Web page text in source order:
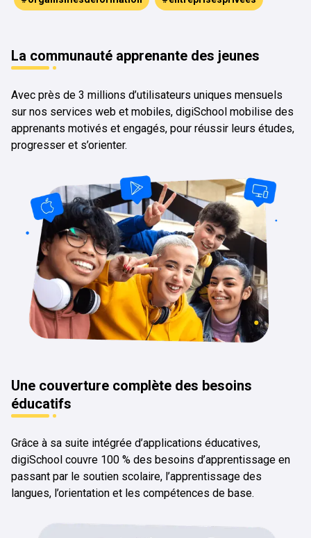
La communauté apprenante des jeunes
Avec près de 3 millions d’utilisateurs uniques mensuels
sur nos services web et mobiles, digiSchool mobilise des
apprenants motivés et engagés, pour réussir leurs études,
progresser et s’orienter.
Une couverture complète des besoins
éducatifs
Grâce à sa suite intégrée d’applications éducatives,
digiSchool couvre 100 % des besoins d’apprentissage en
passant par le soutien scolaire, l’apprentissage des
langues, l’orientation et les compétences de base.